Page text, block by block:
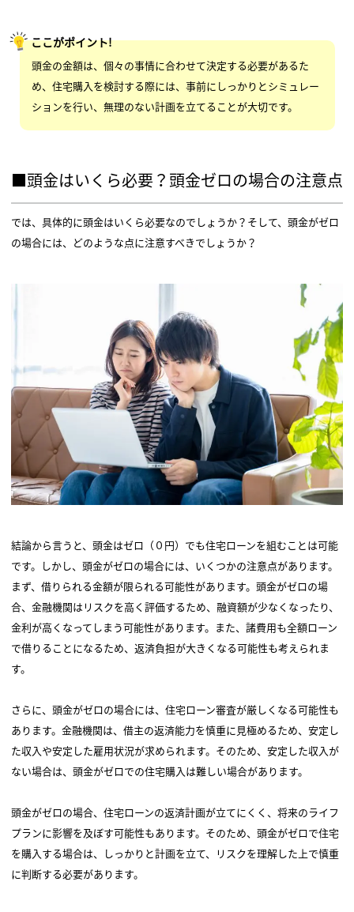
ここがポイント!
頭金の金額は、個々の事情に合わせて決定する必要があるた
め、住宅購入を検討する際には、事前にしっかりとシミュレー
ションを行い、無理のない計画を立てることが大切です。
■頭金はいくら必要？頭金ゼロの場合の注意点
では、具体的に頭金はいくら必要なのでしょうか？そして、頭金がゼロ
の場合には、どのような点に注意すべきでしょうか？
結論から言うと、頭金はゼロ（０円）でも住宅ローンを組むことは可能
です。しかし、頭金がゼロの場合には、いくつかの注意点があります。
まず、借りられる金額が限られる可能性があります。頭金がゼロの場
合、金融機関はリスクを高く評価するため、融資額が少なくなったり、
金利が高くなってしまう可能性があります。また、諸費用も全額ローン
で借りることになるため、返済負担が大きくなる可能性も考えられま
す。
さらに、頭金がゼロの場合には、住宅ローン審査が厳しくなる可能性も
あります。金融機関は、借主の返済能力を慎重に見極めるため、安定し
た収入や安定した雇用状況が求められます。そのため、安定した収入が
ない場合は、頭金がゼロでの住宅購入は難しい場合があります。
頭金がゼロの場合、住宅ローンの返済計画が立てにくく、将来のライフ
プランに影響を及ぼす可能性もあります。そのため、頭金がゼロで住宅
を購入する場合は、しっかりと計画を立て、リスクを理解した上で慎重
に判断する必要があります。